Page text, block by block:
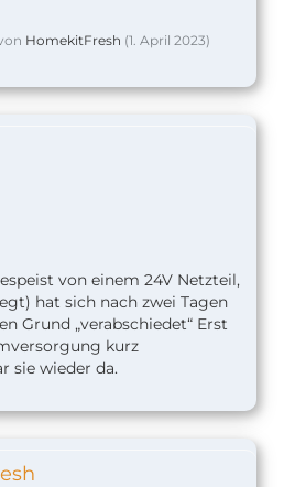
HomekitFresh (1. April 2023)
von einem 24V Netzteil,
hat sich nach zwei Tagen
Grund „verabschiedet“ Erst
kurz
sie wieder da.